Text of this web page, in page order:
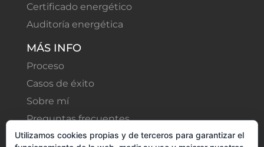
Certificado energético
Auditoría energética
MÁS INFO
Proceso
Casos de éxito
Sobre mí
Preguntas frecuentes
Blog
Utilizamos cookies propias y de terceros para garantizar el